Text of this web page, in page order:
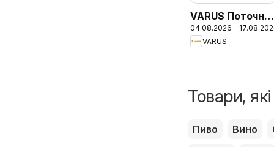
VARUS Поточний
каталог
04.08.2026 -
VARUS
Товари,
Пиво Вино